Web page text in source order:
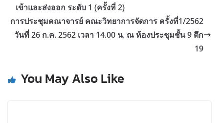
เข้าและส่งออก ระดับ 1 (ครั้งที่ 2)
การประชุมคณาจารย์ คณะวิทยาการจัดการ ครั้งที่1/2562
วันที่ 26 ก.ค. 2562 เวลา 14.00 น. ณ ห้องประชุมชั้น 9 ตึก
19
You May Also Like